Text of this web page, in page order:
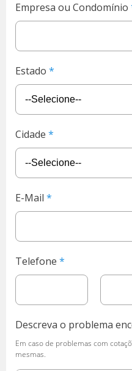
Empresa ou Condomínio
Estado
Cidade
E-Mail
Telefone
Descreva o problema
Em caso de problemas com
mesmas.